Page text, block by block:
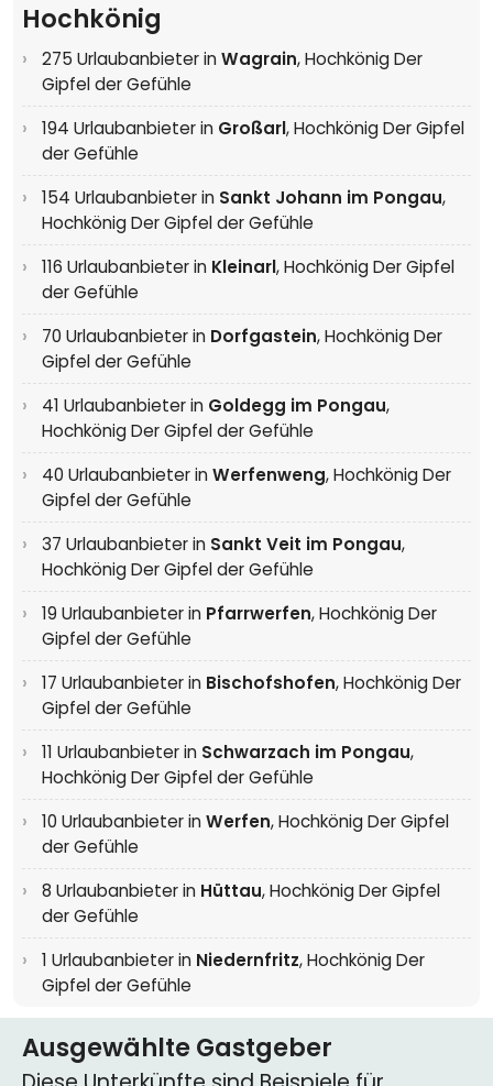
Hochkönig
275 Urlaubanbieter inWagrain,Hochkönig Der
Gipfel der Gefühle
194 Urlaubanbieter in Großarl,Hochkönig Der Gipfel
der Gefühle
154 Urlaubanbieter in Sankt Johann im Pongau,
Hochkönig Der Gipfel der Gefühle
116 Urlaubanbieter in Kleinarl,Hochkönig Der Gipfel
der Gefühle
70 Urlaubanbieter in Dorfgastein,Hochkönig Der
Gipfel der Gefühle
41 Urlaubanbieter in Goldegg im Pongau,
Hochkönig Der Gipfel der Gefühle
40 Urlaubanbieter inWerfenweng,Hochkönig Der
Gipfel der Gefühle
37 Urlaubanbieter in Sankt Veit im Pongau,
Hochkönig Der Gipfel der Gefühle
19 Urlaubanbieter in Pfarrwerfen,Hochkönig Der
Gipfel der Gefühle
17 Urlaubanbieter in Bischofshofen,Hochkönig Der
Gipfel der Gefühle
11 Urlaubanbieter in Schwarzach im Pongau,
Hochkönig Der Gipfel der Gefühle
10 Urlaubanbieter inWerfen,Hochkönig Der Gipfel
der Gefühle
8 Urlaubanbieter in Hüttau,Hochkönig Der Gipfel
der Gefühle
1 Urlaubanbieter in Niedernfritz,Hochkönig Der
Gipfel der Gefühle
Ausgewählte Gastgeber